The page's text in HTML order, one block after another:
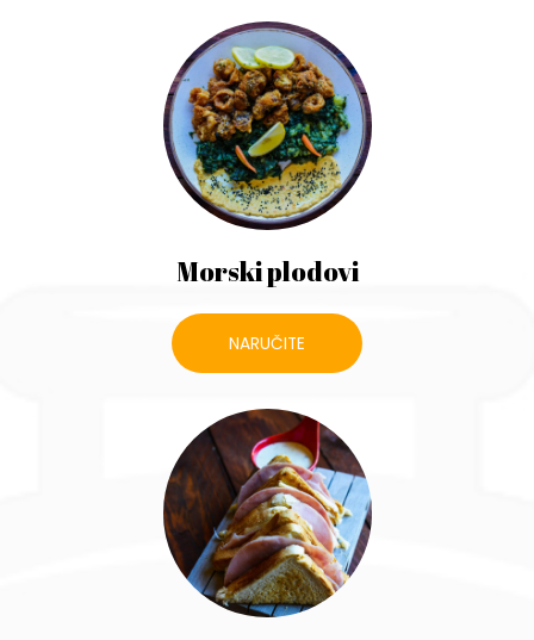
Morski plodovi
NARUČITE